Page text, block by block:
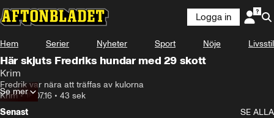
Logga in
Hem Serier Nyheter Sport Nöje Livsstil
Här skjuts Fredriks hundar med 29 skott
Krim
Fredrik var nära att träffas av kulorna
Krim•18.07.16 • 43 sek
Se mer
Senast
SE ALLA